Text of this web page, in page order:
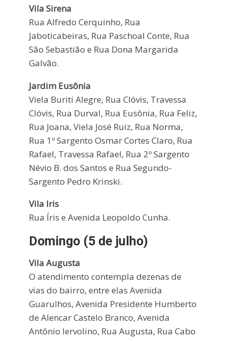
Vila Sirena
Rua Alfredo Cerquinho, Rua
Jaboticabeiras, Rua Paschoal Conte, Rua
São Sebastião e Rua Dona Margarida
Galvão.
Jardim Eusônia
Viela Buriti Alegre, Rua Clóvis, Travessa
Clóvis, Rua Durval, Rua Eusônia, Rua Feliz,
Rua Joana, Viela José Ruiz, Rua Norma,
Rua 1º Sargento Osmar Cortes Claro, Rua
Rafael, Travessa Rafael, Rua 2º Sargento
Névio B. dos Santos e Rua Segundo-
Sargento Pedro Krinski.
Vila Iris
Rua Íris e Avenida Leopoldo Cunha.
Domingo (5 de julho)
Vila Augusta
O atendimento contempla dezenas de
vias do bairro, entre elas Avenida
Guarulhos, Avenida Presidente Humberto
de Alencar Castelo Branco, Avenida
Antônio Iervolino, Rua Augusta, Rua Cabo